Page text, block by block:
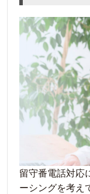
留守番電話対応
ーシングを考え